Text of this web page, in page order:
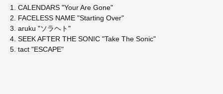
1. CALENDARS "Your Are Gone"
2. FACELESS NAME "Starting Over"
3. aruku "ソラヘト"
4. SEEK AFTER THE SONIC "Take The Sonic"
5. tact "ESCAPE"